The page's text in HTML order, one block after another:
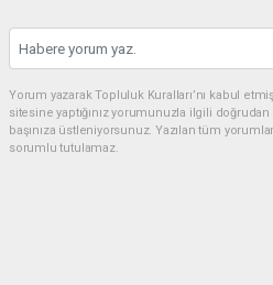
Yorum yazarak Topluluk Kuralları’nı kabul
sitesine yaptığınız yorumunuzla ilgili
başınıza üstleniyorsunuz. Yazılan tüm
sorumlu tutulamaz.